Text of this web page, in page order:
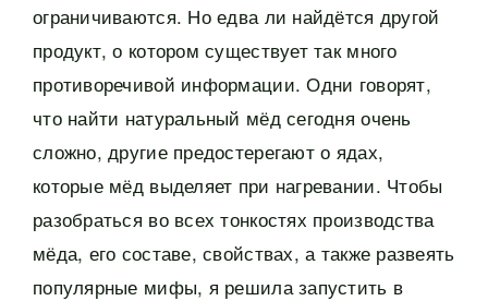
ограничиваются. Но едва ли найдётся другой
продукт, о котором существует так много
противоречивой информации. Одни говорят,
что найти натуральный мёд сегодня очень
сложно, другие предостерегают о ядах,
которые мёд выделяет при нагревании. Чтобы
разобраться во всех тонкостях производства
мёда, его составе, свойствах, а также развеять
популярные мифы, я решила запустить в